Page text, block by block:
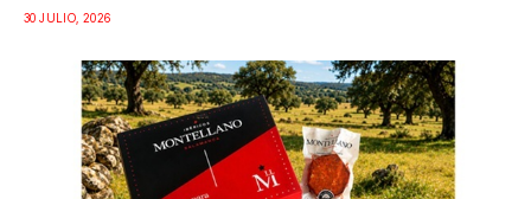
30 JULIO, 2026